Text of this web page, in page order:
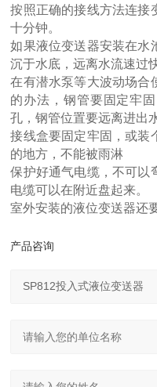
按照正确的接线方法连接
十分钟。
如果液位变送器安装在水
沉于水底，远离水流速过
在有潜水泵等大波动场合
的办法，钢管要固定牢
孔，钢管位置要远离进出
接线盒要固定牢固，或装
的地方，不能被雨淋
保护好通气电缆，不可以
电缆可以在附近盘起来。
室外安装的液位变送器还
产品咨询